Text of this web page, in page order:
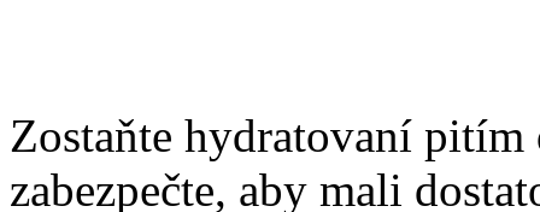
Zostaňte hydratovaní pitím
zabezpečte, aby mali